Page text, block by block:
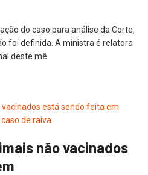
do caso para análise da Corte,
foi definida. A ministra é relatora
deste mê
não vacinados